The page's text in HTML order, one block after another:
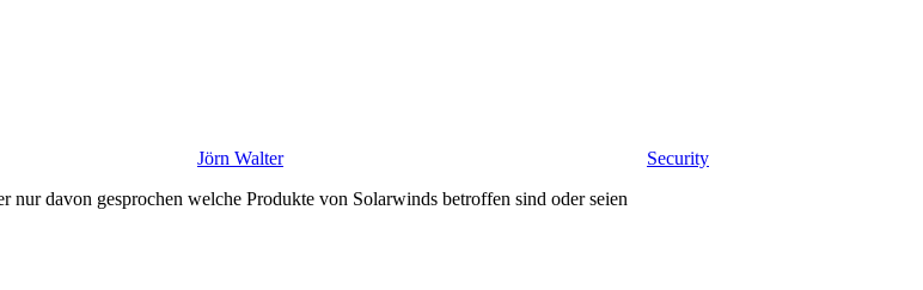
Jörn Walter
Security
davon gesprochen welche Produkte von Solarwinds betroffen sind oder seien